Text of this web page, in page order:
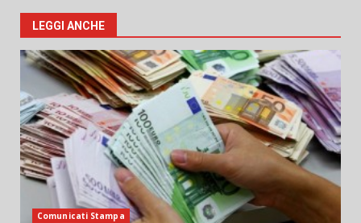
LEGGI ANCHE
Comunicati Stampa